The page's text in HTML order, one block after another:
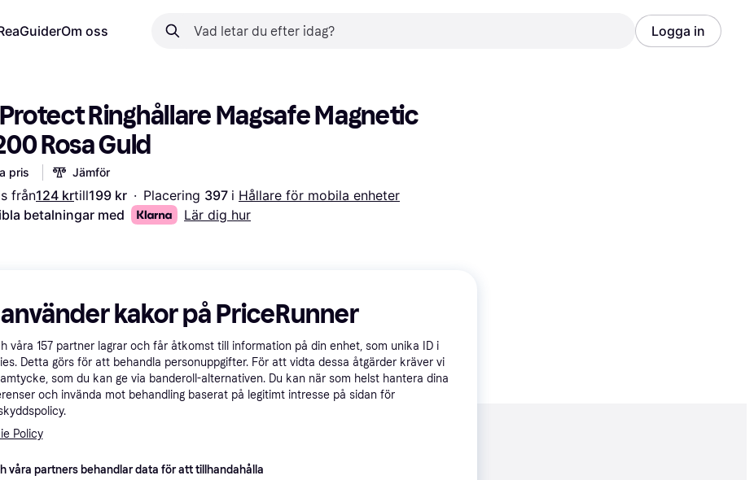
GuiderOm oss Logga in
Ringhållare Magsafe Magnetic
Rosa Guld
pris Jämför
från124 krtill199 kr · Placering 397 i Hållare för mobila enheter
betalningar med
Lär dig hur
kakor på PriceRunner
våra 157 partner lagrar och får åtkomst till information på din enhet, som unika ID i
Detta görs för att behandla personuppgifter. För att vidta dessa åtgärder kräver vi
som du kan ge via banderoll-alternativen. Du kan när som helst hantera dina
och invända mot behandling baserat på legitimt intresse på sidan för
Policy
våra partners behandlar data för att tillhandahålla